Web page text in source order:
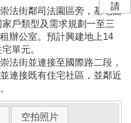
法街鄰司法園區旁，基地面
戶類型及需求規劃一至三
辦公室。預計興建地上14
單元。
法街並連接至國際路二段，
連接既有住宅社區，並鄰近
空拍照片
請